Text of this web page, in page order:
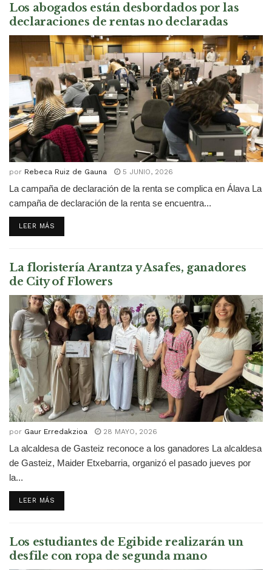
Los abogados están desbordados por las
declaraciones de rentas no declaradas
por Rebeca Ruiz de Gauna 5 JUNIO, 2026
La campaña de declaración de la renta se complica en Álava La
campaña de declaración de la renta se encuentra...
LEER MÁS
La floristería Arantza y Asafes, ganadores
de City of Flowers
por Gaur Erredakzioa 28 MAYO, 2026
La alcaldesa de Gasteiz reconoce a los ganadores La alcaldesa
de Gasteiz, Maider Etxebarria, organizó el pasado jueves por
la...
LEER MÁS
Los estudiantes de Egibide realizarán un
desfile con ropa de segunda mano